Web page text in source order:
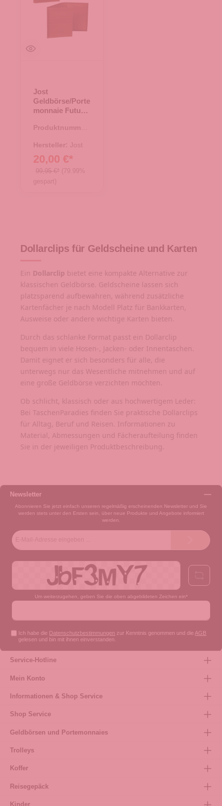
Jost
Geldbörse/Porte
monnaie Futura
Produktnummer:
Hersteller: Jost
20,00 €*
99,95 €* (79.99%
gespart)
Dollarclips für Geldscheine und Karten
Ein Dollarclip bietet eine kompakte Alternative zur
klassischen Geldbörse. Geldscheine lassen sich
platzsparend aufbewahren, während zusätzliche
Kartenfächer je nach Modell Platz für Bankkarten,
Ausweise oder andere wichtige Karten bieten.
Durch das schlanke Format passt ein Dollarclip
bequem in viele Hosen-, Jacken- oder Innentaschen.
Damit eignet er sich besonders für alle, die
unterwegs nur das Wesentliche mitnehmen und auf
eine große Geldbörse verzichten möchten.
Ob schlicht, klassisch oder aus hochwertigem Leder:
Bei TaschenParadies finden Sie praktische Dollarclips
für Alltag, Beruf und Reisen. Informationen zu
Material, Abmessungen und Fächeraufteilung finden
Sie in der jeweiligen Produktbeschreibung.
Newsletter
Abonnieren Sie jetzt einfach unseren regelmäßig erscheinenden Newsletter und Sie
werden stets unter den Ersten sein, über neue Produkte und Angebote informiert
werden.
Um weiterzugehen, geben Sie die oben abgebildeten Zeichen ein*
Ich habe die Datenschutzbestimmungen zur Kenntnis genommen und die AGB
gelesen und bin mit ihnen einverstanden.
Service-Hotline
Mein Konto
Informationen & Shop Service
Shop Service
Geldbörsen und Portemonnaies
Trolleys
Koffer
Reisegepäck
Kinder